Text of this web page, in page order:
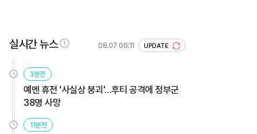
실시간 뉴스 08.07 06:11 UPDATE
3분전
예멘 휴전 '사실상 붕괴'…후티 공격에 정부군
38명 사망
11분전